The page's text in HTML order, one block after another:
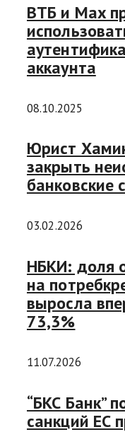
ВТБ и Max
аккаунта
08.10.2025
Юрист
закрыть
банковские
03.02.2026
НБКИ: доля
на
выросла
73,3%
11.07.2026
“БКС Банк”
санкций ЕС